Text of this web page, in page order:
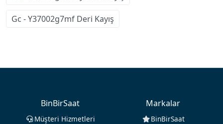
Gc - Y37002g7mf Deri Kayış
BinBirSaat
Müşteri Hizmetleri
Markalar
BinBirSaat